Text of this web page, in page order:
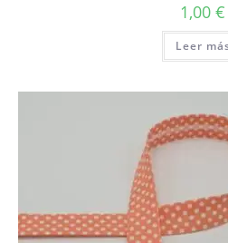
1,00 €
Leer